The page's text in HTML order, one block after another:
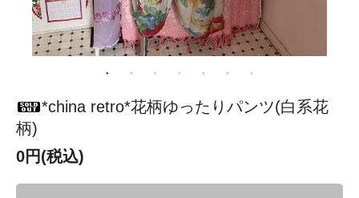
*china retro*花柄ゆったりパンツ(白系花
柄)
0円(税込)